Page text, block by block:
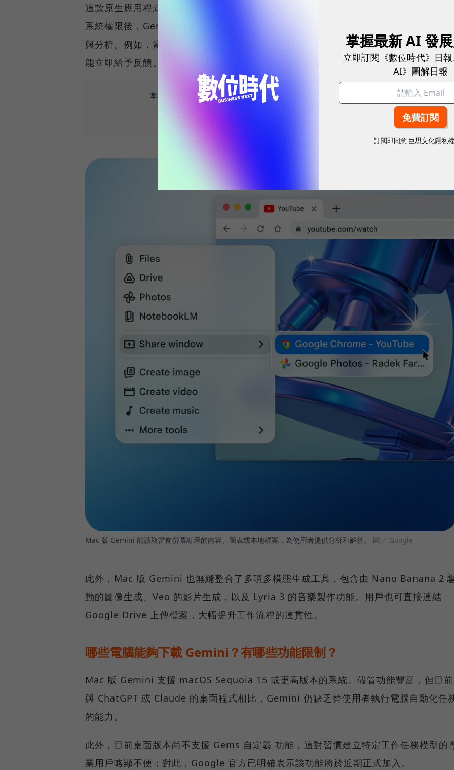
這款原生應用程式強化了與 macOS 的互動深度，核心特色在於螢幕分享功能。在取得
系統權限後，Gemini 能讀取當前螢幕顯示的內容、圖表或本地檔案，並提供即時摘要
與分析。例如，當用戶在處理電子表格需要公式，或面對複雜圖表需要提取重點時，AI
能立即給予反饋。
掌握最新AI、半導體、數位趨勢！訂閱《數位時代》日報及社群活動訊息
Mac 版 Gemini 能讀取當前螢幕顯示的內容、圖表或本地檔案，為使用者提供分析和解答。 圖／ Google
此外，Mac 版 Gemini 也無縫整合了多項多模態生成工具，包含由 Nano Banana 2
動的圖像生成、Veo 的影片生成，以及 Lyria 3 的音樂製作功能。用戶也可直接連結
Google Drive 上傳檔案，大幅提升工作流程的連貫性。
哪些電腦能夠下載 Gemini？有哪些功能限制？
Mac 版 Gemini 支援 macOS Sequoia 15 或更高版本的系統。儘管功能豐富，但目前
與 ChatGPT 或 Claude 的桌面程式相比，Gemini 仍缺乏替使用者執行電腦自動化任
的能力。
此外，目前桌面版本尚不支援 Gems 自定義 功能，這對習慣建立特定工作任務模型的
業用戶略顯不便；對此，Google 官方已明確表示該功能將於近期正式加入。
掌握最新 AI 發
立即訂閱《數位時代》日
AI》圖解日報
訂閱即同意 巨思文化隱私